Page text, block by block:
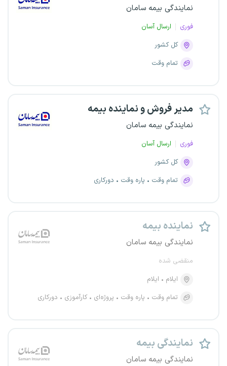
نمایندگی بیمه سامان
فوری
ارسال آسان
کل کشور
تمام وقت
مدیر فروش و نماینده بیمه
نمایندگی بیمه سامان
فوری
ارسال آسان
کل کشور
تمام وقت
پاره وقت دورکاری
نماینده بیمه
نمایندگی بیمه سامان
منقضی شده
ایلام
ایلام
تمام وقت
پاره وقت پروژه‌ای کارآموزی دورکاری
نمایندگی بیمه
نمایندگی بیمه سامان